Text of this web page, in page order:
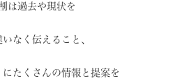
は過去や現状を
なく伝えること、
に たくさんの情報と提案を